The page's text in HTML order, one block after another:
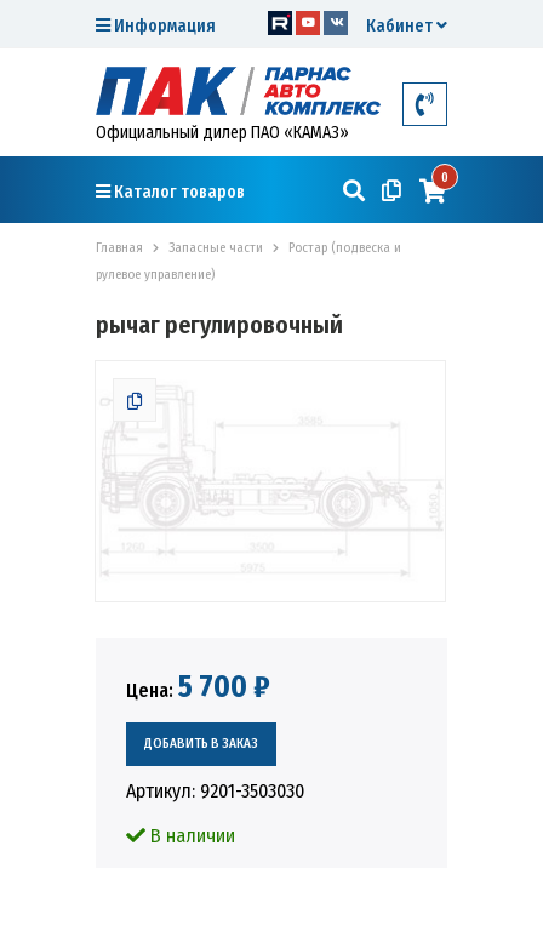
Кабинет
Информация
Официальный дилер ПАО «КАМАЗ»
Каталог товаров
0
Главная Запасные части
Ростар (подвеска и
рулевое управление)
рычаг регулировочный
Цена: 5 700 ₽
Артикул: 9201-3503030
В наличии